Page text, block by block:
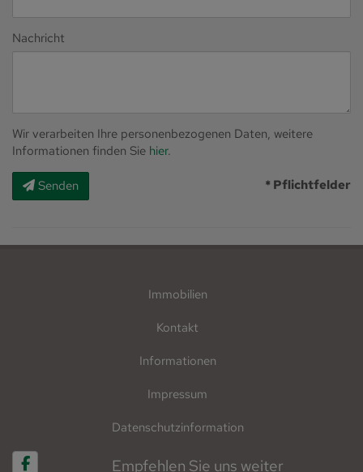
Nachricht
Wir verarbeiten Ihre personenbezogenen Daten, weitere
Informationen finden Sie hier.
Senden * Pflichtfelder
Immobilien
Kontakt
Informationen
Impressum
Datenschutzinformation
Empfehlen Sie uns weiter